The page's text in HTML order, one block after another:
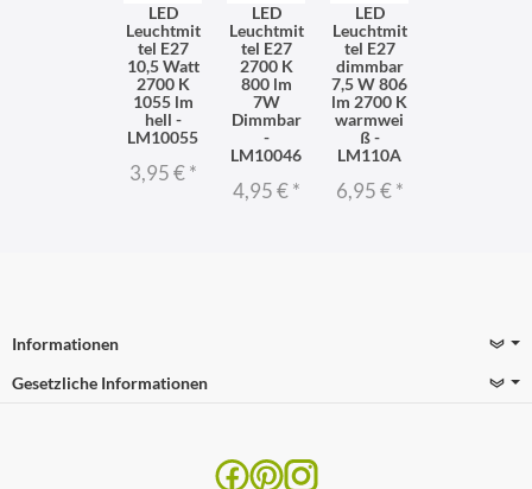
LED
Leuchtmit
tel E27
10,5 Watt
2700 K
1055 lm
hell -
LM10055
3,95 €*
LED
Leuchtmit
tel E27
2700 K
800 lm
7W
Dimmbar
-
LM10046
4,95 €*
LED
Leuchtmit
tel E27
dimmbar
7,5 W 806
lm 2700 K
warmwei
ß -
LM110A
6,95 €*
Informationen
Gesetzliche Informationen